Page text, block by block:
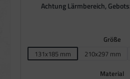
Achtung Lärmbereich,
Größe
131x185 mm
210x297 mm
(Diese
Material